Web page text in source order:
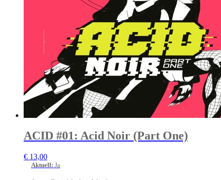
ACID #01: Acid Noir (Part One)
€ 13,00
Aktuell: Ja